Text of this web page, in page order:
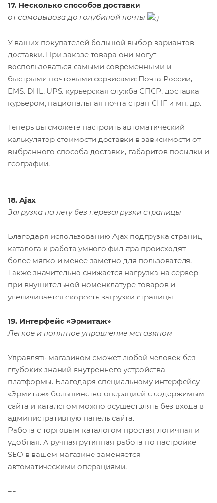
17. Несколько способов доставки
от самовывоза до голубиной почты
У ваших покупателей большой выбор вариантов
доставки. При заказе товара они могут
воспользоваться самыми современными и
быстрыми почтовыми сервисами: Почта России,
EMS, DHL, UPS, курьерская служба СПСР, доставка
курьером, национальная почта стран СНГ и мн. др.
Теперь вы сможете настроить автоматический
калькулятор стоимости доставки в зависимости от
выбранного способа доставки, габаритов посылки и
географии.
18. Ajax
Загрузка на лету без перезагрузки страницы
Благодаря использованию Ajax подгрузка страниц
каталога и работа умного фильтра происходят
более мягко и менее заметно для пользователя.
Также значительно снижается нагрузка на сервер
при внушительной номенклатуре товаров и
увеличивается скорость загрузки страницы.
19. Интерфейс «Эрмитаж»
Легкое и понятное управление магазином
Управлять магазином сможет любой человек без
глубоких знаний внутреннего устройства
платформы. Благодаря специальному интерфейсу
«Эрмитаж» большинство операцией с содержимым
сайта и каталогом можно осуществлять без входа в
административную панель сайта.
Работа с торговым каталогом простая, логичная и
удобная. А ручная рутинная работа по настройке
SEO в вашем магазине заменяется
автоматическими операциями.
==